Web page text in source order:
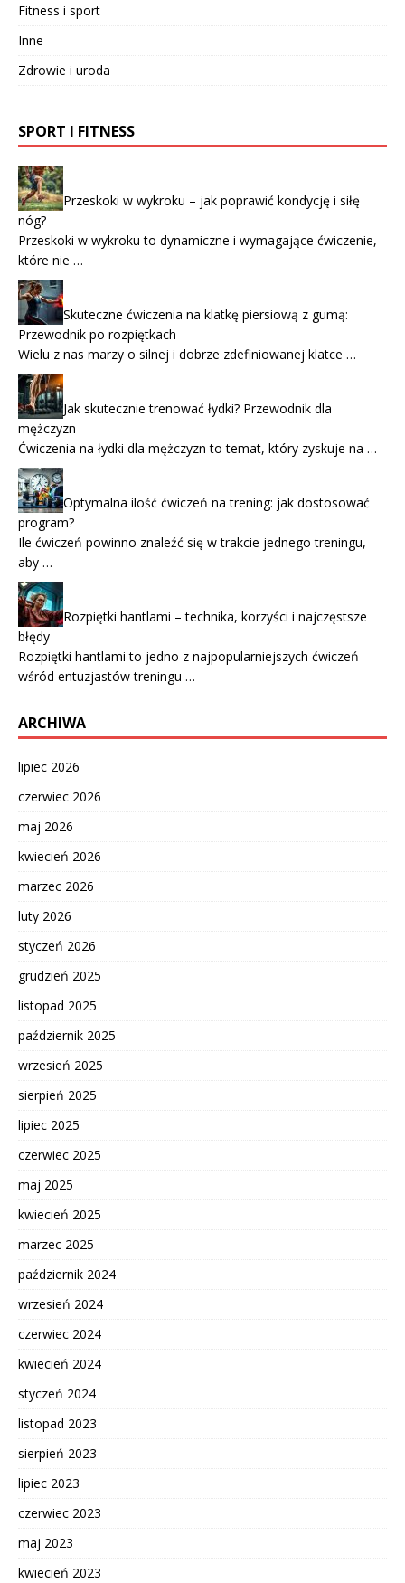
Fitness i sport
Inne
Zdrowie i uroda
SPORT I FITNESS
Przeskoki w wykroku – jak poprawić kondycję i siłę
nóg?
Przeskoki w wykroku to dynamiczne i wymagające ćwiczenie,
które nie …
Skuteczne ćwiczenia na klatkę piersiową z gumą:
Przewodnik po rozpiętkach
Wielu z nas marzy o silnej i dobrze zdefiniowanej klatce …
Jak skutecznie trenować łydki? Przewodnik dla
mężczyzn
Ćwiczenia na łydki dla mężczyzn to temat, który zyskuje na …
Optymalna ilość ćwiczeń na trening: jak dostosować
program?
Ile ćwiczeń powinno znaleźć się w trakcie jednego treningu,
aby …
Rozpiętki hantlami – technika, korzyści i najczęstsze
błędy
Rozpiętki hantlami to jedno z najpopularniejszych ćwiczeń
wśród entuzjastów treningu …
ARCHIWA
lipiec 2026
czerwiec 2026
maj 2026
kwiecień 2026
marzec 2026
luty 2026
styczeń 2026
grudzień 2025
listopad 2025
październik 2025
wrzesień 2025
sierpień 2025
lipiec 2025
czerwiec 2025
maj 2025
kwiecień 2025
marzec 2025
październik 2024
wrzesień 2024
czerwiec 2024
kwiecień 2024
styczeń 2024
listopad 2023
sierpień 2023
lipiec 2023
czerwiec 2023
maj 2023
kwiecień 2023